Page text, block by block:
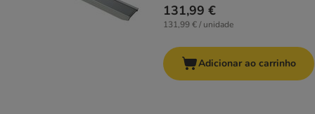
131,99 €
131,99 € / unidade
Adicionar ao carrinho